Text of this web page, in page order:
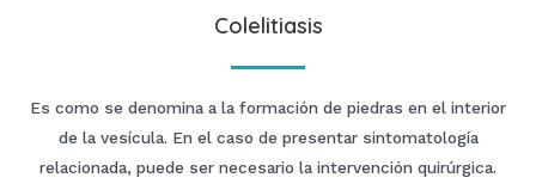
Colelitiasis
Es como se denomina a la formación de piedras en el interior
de la vesícula. En el caso de presentar sintomatología
relacionada, puede ser necesario la intervención quirúrgica.